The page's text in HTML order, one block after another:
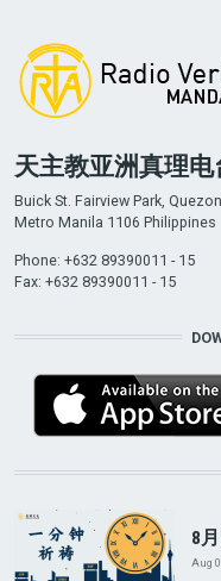
天主教亚洲真理电
Buick St. Fairview Park,
Metro Manila 1106 Philippines
Phone: +632 89390011 - 15
Fax: +632 89390011 - 15
8
Aug